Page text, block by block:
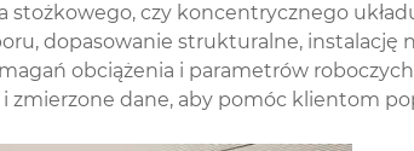
czy koncentrycznego
dopasowanie strukturalne, instalację
obciążenia i parametrów
zmierzone dane, aby pomóc klientom